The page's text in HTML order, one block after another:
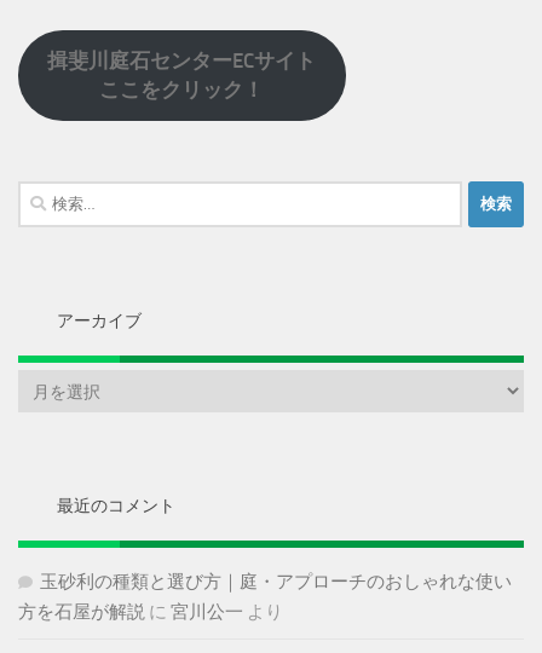
揖斐川庭石センターECサイト
ここをクリック！
検
索:
アーカイブ
最近のコメント
玉砂利の種類と選び方｜庭・アプローチのおしゃれな使い
方を石屋が解説 に 宮川公一 より